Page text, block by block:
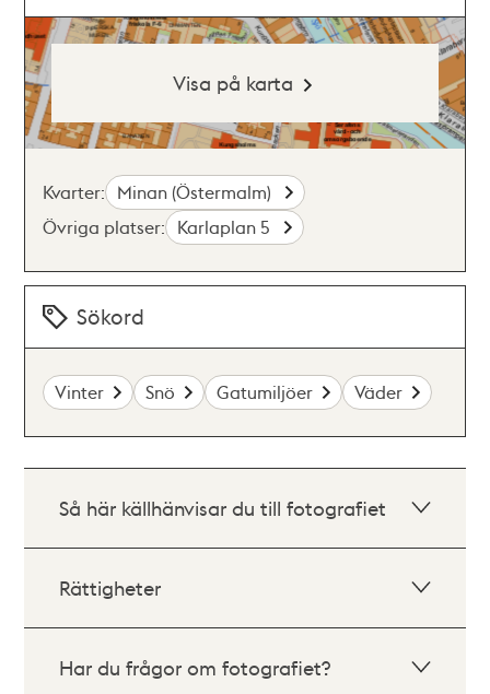
Visa på karta
Kvarter: Minan (Östermalm)
Övriga platser: Karlaplan 5
Sökord
Vinter Snö Gatumiljöer Väder
Så här källhänvisar du till fotografiet
Rättigheter
Har du frågor om fotografiet?